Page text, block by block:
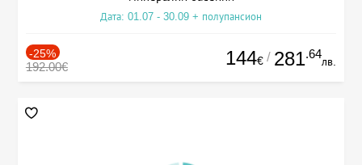
Дата: 01.07 - 30.09 + полупансион
-25%
192.00€ 144€ / 281.64
лв.